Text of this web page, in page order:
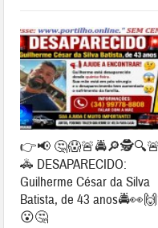
👉📢
🚓 DESAPARECIDO:
Guilherme César da Silva
Batista, de 43
😮🤔